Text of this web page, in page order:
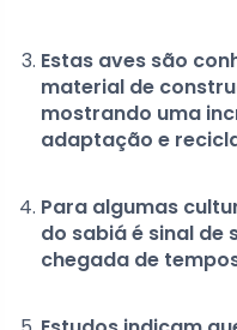
Estas aves são
material de
mostrando uma
adaptação e
Para algumas
do sabiá é sinal de
chegada de